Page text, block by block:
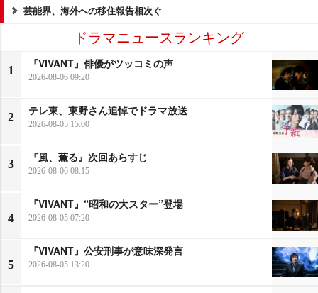
芸能界、海外への移住報告相次ぐ
ドラマニュースランキング
1
『VIVANT』俳優がツッコミの声
2026-08-06 09:20
2
テレ東、東野さん追悼でドラマ放送
2026-08-05 15:00
3
『風、薫る』次回あらすじ
2026-08-06 08:15
4
『VIVANT』“昭和の大スター”登場
2026-08-05 07:20
5
『VIVANT』公安刑事が意味深発言
2026-08-05 13:20